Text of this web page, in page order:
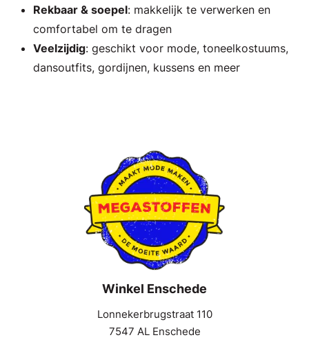
Rekbaar & soepel: makkelijk te verwerken en
comfortabel om te dragen
Veelzijdig: geschikt voor mode, toneelkostuums,
dansoutfits, gordijnen, kussens en meer
Winkel Enschede
Lonnekerbrugstraat 110
7547 AL Enschede